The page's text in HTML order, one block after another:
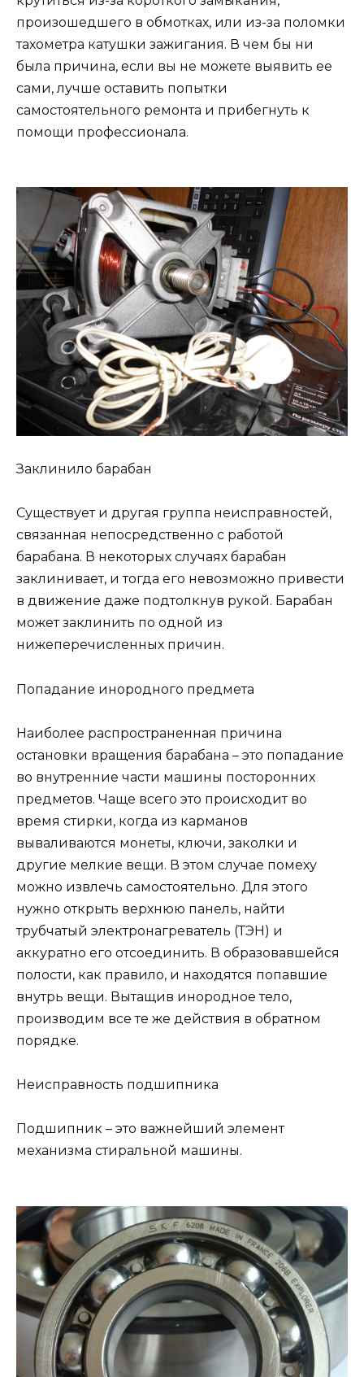
произошедшего в обмотках, или из-за поломки
тахометра катушки зажигания. В чем бы ни
была причина, если вы не можете выявить ее
сами, лучше оставить попытки
самостоятельного ремонта и прибегнуть к
помощи профессионала.
Заклинило барабан
Существует и другая группа неисправностей,
связанная непосредственно с работой
барабана. В некоторых случаях барабан
заклинивает, и тогда его невозможно привести
в движение даже подтолкнув рукой. Барабан
может заклинить по одной из
нижеперечисленных причин.
Попадание инородного предмета
Наиболее распространенная причина
остановки вращения барабана – это попадание
во внутренние части машины посторонних
предметов. Чаще всего это происходит во
время стирки, когда из карманов
вываливаются монеты, ключи, заколки и
другие мелкие вещи. В этом случае помеху
можно извлечь самостоятельно. Для этого
нужно открыть верхнюю панель, найти
трубчатый электронагреватель (ТЭН) и
аккуратно его отсоединить. В образовавшейся
полости, как правило, и находятся попавшие
внутрь вещи. Вытащив инородное тело,
производим все те же действия в обратном
порядке.
Неисправность подшипника
Подшипник – это важнейший элемент
механизма стиральной машины.